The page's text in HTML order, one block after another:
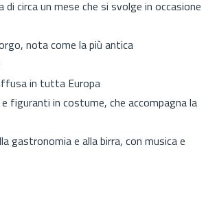
circa un mese che si svolge in occasione
nota come la più antica
in tutta Europa
figuranti in costume, che accompagna la
gastronomia e alla birra, con musica e